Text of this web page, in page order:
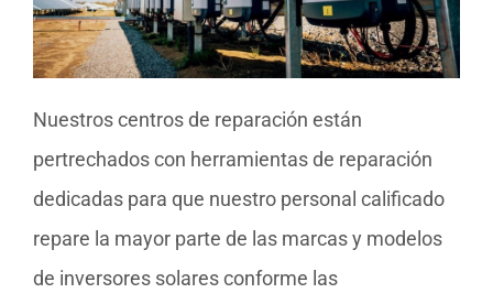
Nuestros centros de reparación están
pertrechados con herramientas de reparación
dedicadas para que nuestro personal calificado
repare la mayor parte de las marcas y modelos
de inversores solares conforme las